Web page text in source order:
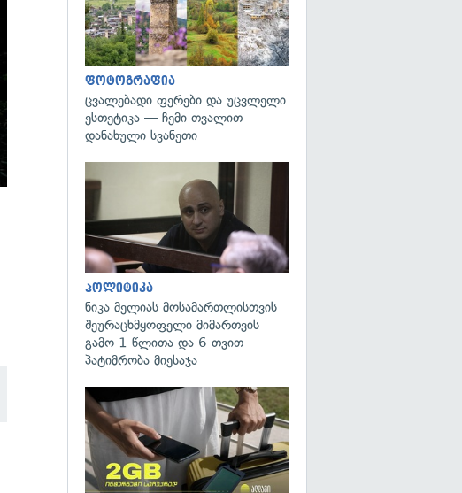
ფოტოგრაფია
ცვალებადი ფერები და უცვლელი
ესთეტიკა — ჩემი თვალით
დანახული სვანეთი
პოლიტიკა
ნიკა მელიას მოსამართლისთვის
შეურაცხმყოფელი მიმართვის
გამო 1 წლითა და 6 თვით
პატიმრობა მიესაჯა